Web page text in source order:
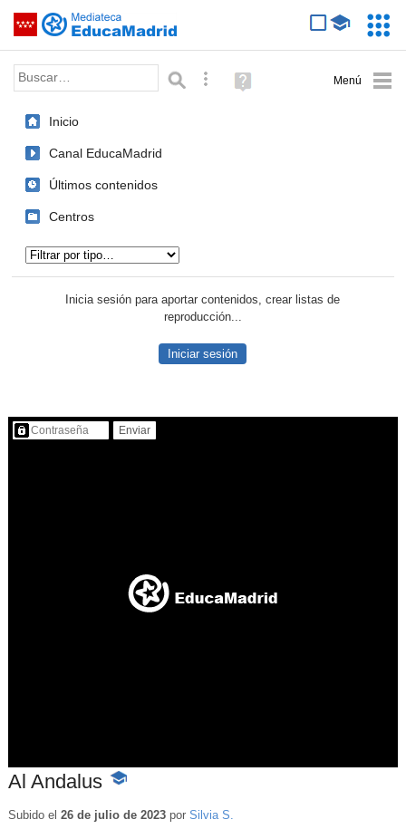
Saltar navegación
Palabra o frase: Búsqueda avanzada
Ayuda
(en
Inicio
Canal EducaMadrid
Últimos contenidos
Centros
Inicia sesión para aportar contenidos, crear listas de
reproducción...
Iniciar sesión
Contenido protegido…
Al Andalus -
educativo
Subido el 26 de julio de 2023por Silvia S.